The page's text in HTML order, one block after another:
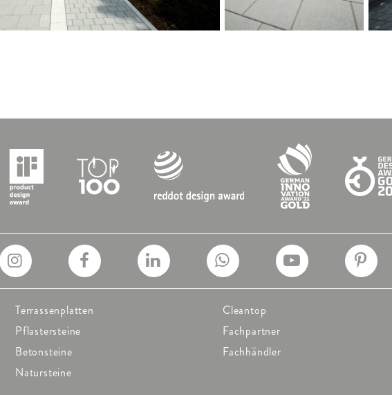
Terrassenplatten
Pflastersteine
Betonsteine
Natursteine
Cleantop
Fachpartner
Fachhändler